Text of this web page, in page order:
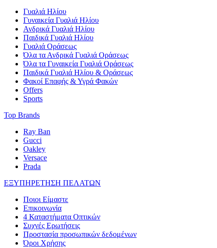
Γυαλιά Ηλίου
Γυναικεία Γυαλιά Ηλίου
Ανδρικά Γυαλιά Ηλίου
Παιδικά Γυαλιά Ηλίου
Γυαλιά Οράσεως
Όλα τα Ανδρικά Γυαλιά Οράσεως
Όλα τα Γυναικεία Γυαλιά Οράσεως
Παιδικά Γυαλιά Ηλίου & Οράσεως
Φακοί Επαφής & Υγρά Φακών
Offers
Sports
Top Brands
Ray Ban
Gucci
Oakley
Versace
Prada
ΕΞΥΠΗΡΕΤΗΣΗ ΠΕΛΑΤΩΝ
Ποιοι Είμαστε
Επικοινωνία
4 Καταστήματα Οπτικών
Συχνές Ερωτήσεις
Προστασία προσωπικών δεδομένων
Όροι Χρήσης